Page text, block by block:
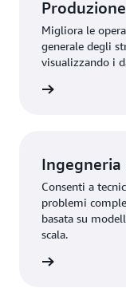
Migliora le
generale degli
visualizzando i
Consenti a
problemi
basata su
scala.